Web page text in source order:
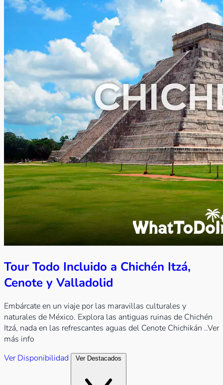
Tour Todo Incluido a Chichén Itzá,
Cenote y Valladolid
Embárcate en un viaje por las maravillas culturales y
naturales de México. Explora las antiguas ruinas de Chichén
Itzá, nada en las refrescantes aguas del Cenote Chichikán ..Ver
más info
Ver Disponibilidad